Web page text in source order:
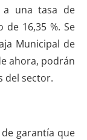
a una tasa de
de 16,35 %. Se
Municipal de
ahora, podrán
del sector.
de garantía que